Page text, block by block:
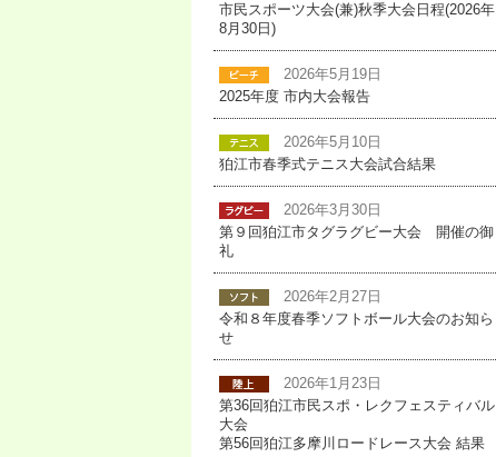
市民スポーツ大会(兼)秋季大会日程(2026年
8月30日)
2026年5月19日
2025年度 市内大会報告
2026年5月10日
狛江市春季式テニス大会試合結果
2026年3月30日
第９回狛江市タグラグビー大会 開催の御
礼
2026年2月27日
令和８年度春季ソフトボール大会のお知ら
せ
2026年1月23日
第36回狛江市民スポ・レクフェスティバル
大会
第56回狛江多摩川ロードレース大会 結果